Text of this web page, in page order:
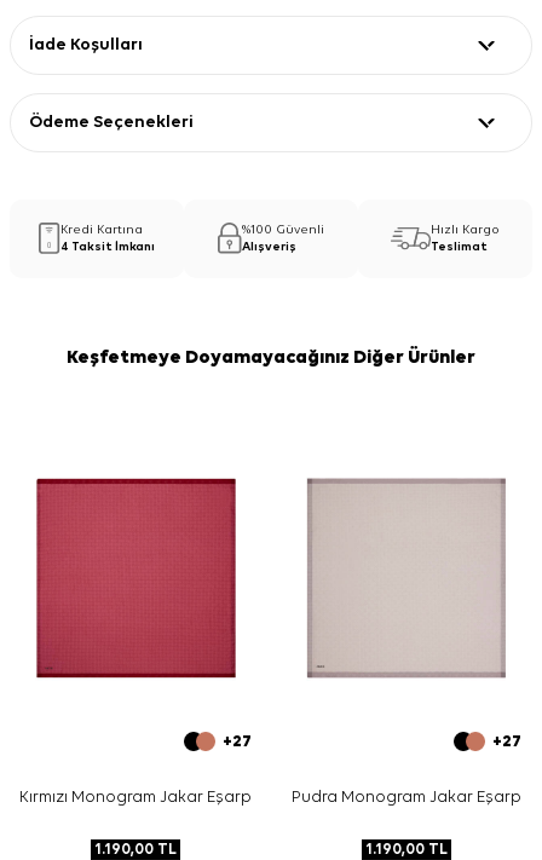
İade Koşulları
Ödeme Seçenekleri
Kredi Kartına
4 Taksit İmkanı
%100 Güvenli
Alışveriş
Hızlı Kargo
Teslimat
Keşfetmeye Doyamayacağınız Diğer Ürünler
+27
Kırmızı Monogram Jakar Eşarp
1.190,00 TL
+27
Pudra Monogram Jakar Eşarp
1.190,00TL